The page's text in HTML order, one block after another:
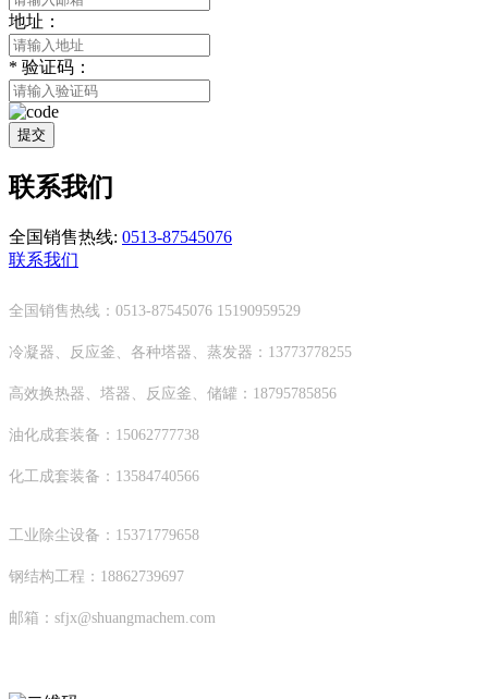
地址：
* 验证码：
提交
联系我们
全国销售热线: 0513-87545076
联系我们
全国销售热线：0513-87545076 15190959529
冷凝器、反应釜、各种塔器、蒸发器：13773778255
高效换热器、塔器、反应釜、储罐：18795785856
油化成套装备：15062777738
化工成套装备：13584740566
工业除尘设备：15371779658
钢结构工程：18862739697
邮箱：sfjx@shuangmachem.com